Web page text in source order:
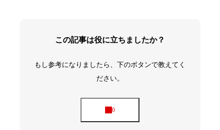
この記事は役に立ちましたか？
もし参考になりましたら、下のボタンで教えてく
ださい。